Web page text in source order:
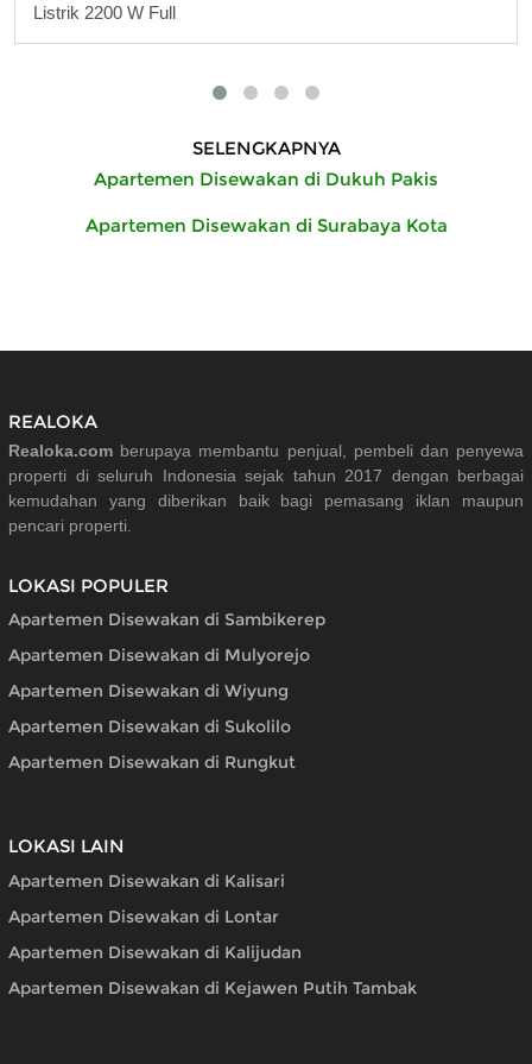
Listrik 2200 W Full
SELENGKAPNYA
Apartemen Disewakan di Dukuh Pakis
Apartemen Disewakan di Surabaya Kota
REALOKA
Realoka.com berupaya membantu penjual, pembeli dan penyewa
properti di seluruh Indonesia sejak tahun 2017 dengan berbagai
kemudahan yang diberikan baik bagi pemasang iklan maupun
pencari properti.
LOKASI POPULER
Apartemen Disewakan di Sambikerep
Apartemen Disewakan di Mulyorejo
Apartemen Disewakan di Wiyung
Apartemen Disewakan di Sukolilo
Apartemen Disewakan di Rungkut
LOKASI LAIN
Apartemen Disewakan di Kalisari
Apartemen Disewakan di Lontar
Apartemen Disewakan di Kalijudan
Apartemen Disewakan di Kejawen Putih Tambak